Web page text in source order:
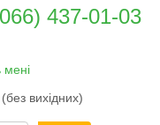
437-01-03
мені
вихідних)